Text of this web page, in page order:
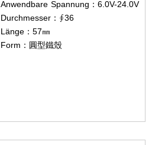
Anwendbare Spannung：6.0V-24.0V
Durchmesser：∮36
Länge：57㎜
Form：圓型鐵殼